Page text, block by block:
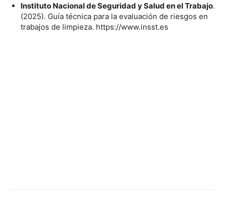
Instituto Nacional de Seguridad y Salud en el Trabajo.
(2025). Guía técnica para la evaluación de riesgos en
trabajos de limpieza. https://www.insst.es